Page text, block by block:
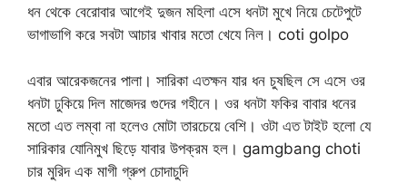
ধন থেকে বেরোবার আগেই দুজন মহিলা এসে ধনটা মুখে নিয়ে চেটেপুটে
ভাগাভাগি করে সবটা আচার খাবার মতো খেযে নিল। coti golpo
এবার আরেকজনের পালা। সারিকা এতক্ষন যার ধন চুষছিল সে এসে ওর
ধনটা ঢুকিয়ে দিল মাজেদর গুদের গহীনে। ওর ধনটা ফকির বাবার ধনের
মতো এত লম্বা না হলেও মোটা তারচেয়ে বেশি। ওটা এত টাইট হলো যে
সারিকার যোনিমুখ ছিড়ে যাবার উপক্রম হল। gamgbang choti
চার মুরিদ এক মাগী গ্রুপ চোদাচুদি